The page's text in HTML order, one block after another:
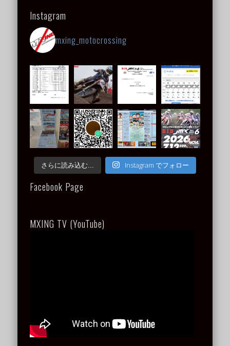
Instagram
mxing_motocrossing
さらに読み込む... Instagram でフォロー
Facebook Page
MXING TV (YouTube)